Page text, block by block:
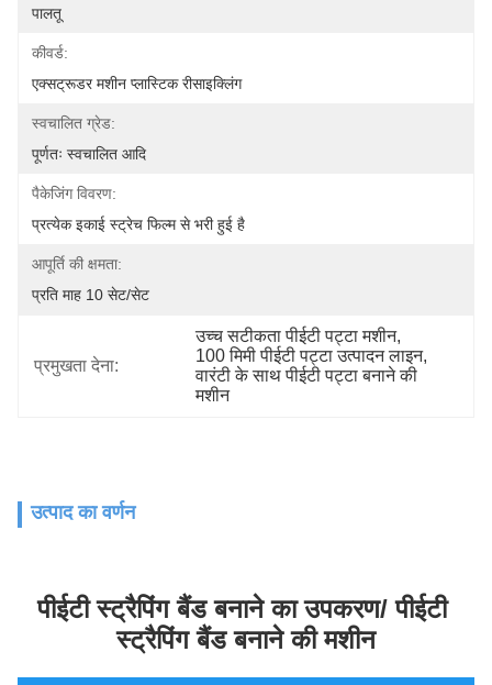
पालतू
कीवर्ड:
एक्सट्रूडर मशीन प्लास्टिक रीसाइक्लिंग
स्वचालित ग्रेड:
पूर्णतः स्वचालित आदि
पैकेजिंग विवरण:
प्रत्येक इकाई स्ट्रेच फिल्म से भरी हुई है
आपूर्ति की क्षमता:
प्रति माह 10 सेट/सेट
प्रमुखता देना:
उच्च सटीकता पीईटी पट्टा मशीन,
100 मिमी पीईटी पट्टा उत्पादन लाइन,
वारंटी के साथ पीईटी पट्टा बनाने की
मशीन
उत्पाद का वर्णन
पीईटी स्ट्रैपिंग बैंड बनाने का उपकरण/ पीईटी
स्ट्रैपिंग बैंड बनाने की मशीन